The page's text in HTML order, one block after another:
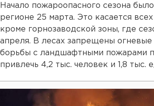
Начало пожароопасного сезона
регионе 25 марта. Это касается
кроме горнозаводской зоны, где
апреля. В лесах запрещены
борьбы с ландшафтными пожарами
привлечь 4,2 тыс. человек и 1,8 тыс.